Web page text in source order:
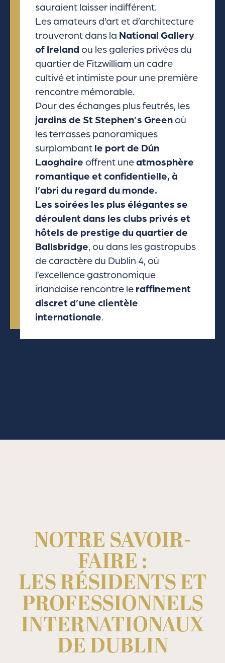
sauraient laisser indifférent.
Les amateurs d’art et d’architecture
trouveront dans la National Gallery
of Ireland ou les galeries privées du
quartier de Fitzwilliam un cadre
cultivé et intimiste pour une première
rencontre mémorable.
Pour des échanges plus feutrés, les
jardins de St Stephen’s Green où
les terrasses panoramiques
surplombant le port de Dún
Laoghaire offrent uneatmosphère
romantique et confidentielle, à
l’abri du regard du monde.
Les soirées les plus élégantes se
déroulent dans les clubs privés et
hôtels de prestige du quartier de
Ballsbridge, ou dans les gastropubs
de caractère du Dublin 4, où
l’excellence gastronomique
irlandaise rencontre le raffinement
discret d’une clientèle
internationale.
NOTRE SAVOIR-
FAIRE :
LES RÉSIDENTS ET
PROFESSIONNELS
INTERNATIONAUX
DE DUBLIN